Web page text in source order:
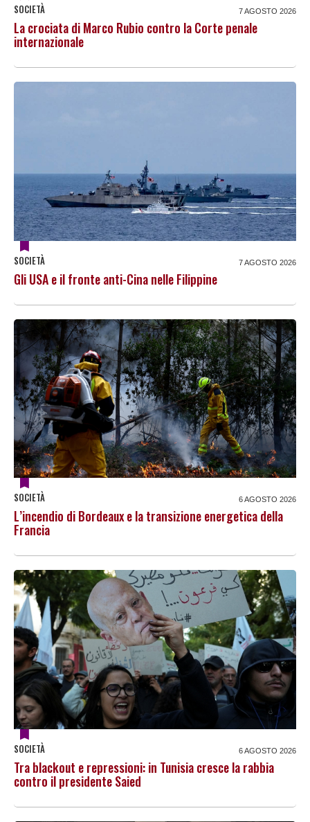
SOCIETÀ 7 AGOSTO 2026
La crociata di Marco Rubio contro la Corte penale
internazionale
SOCIETÀ 7 AGOSTO 2026
Gli USA e il fronte anti-Cina nelle Filippine
SOCIETÀ 6 AGOSTO 2026
L’incendio di Bordeaux e la transizione energetica della
Francia
SOCIETÀ 6 AGOSTO 2026
Tra blackout e repressioni: in Tunisia cresce la rabbia
contro il presidente Saied